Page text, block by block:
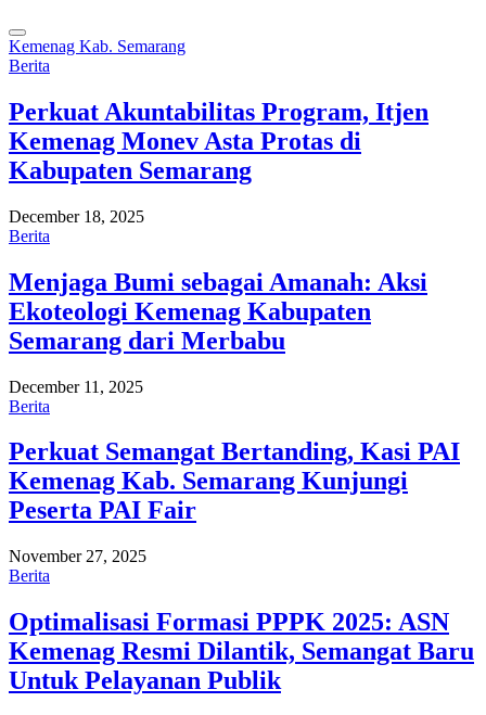
Kemenag Kab. Semarang
Berita
Perkuat Akuntabilitas Program, Itjen
Kemenag Monev Asta Protas di
Kabupaten Semarang
December 18, 2025
Berita
Menjaga Bumi sebagai Amanah: Aksi
Ekoteologi Kemenag Kabupaten
Semarang dari Merbabu
December 11, 2025
Berita
Perkuat Semangat Bertanding, Kasi PAI
Kemenag Kab. Semarang Kunjungi
Peserta PAI Fair
November 27, 2025
Berita
Optimalisasi Formasi PPPK 2025: ASN
Kemenag Resmi Dilantik, Semangat Baru
Untuk Pelayanan Publik